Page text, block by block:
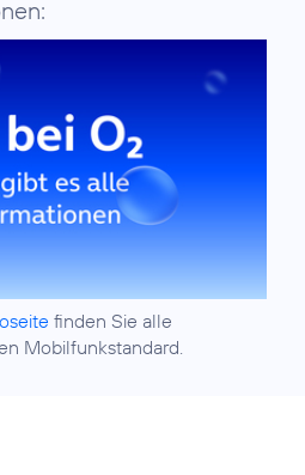
finden Sie alle
Mobilfunkstandard.